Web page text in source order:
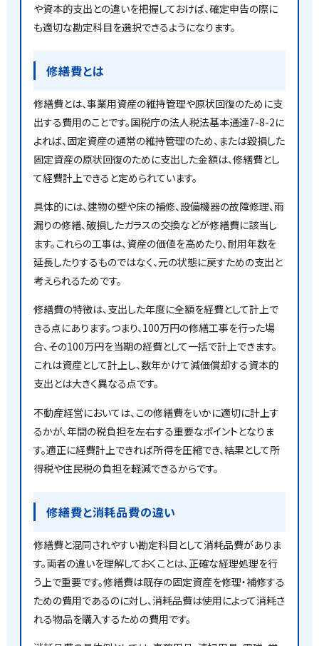
や資本的支出との違いを把握しておけば、確定申告の際に
も適切な勘定科目を選択できるようになります。
修繕費とは
修繕費とは、事業用資産の維持管理や原状回復のために支
出する費用のことです。国税庁の法人税法基本通達7-8-2に
よれば、固定資産の通常の維持管理のため、または毀損した
固定資産の原状回復のために支出した金額は、修繕費とし
て経費計上できると定められています。
具体的には、建物の壁や床の補修、設備機器の故障修理、雨
漏りの修繕、破損したガラスの交換などが修繕費に該当し
ます。これらの工事は、資産の価値を高めたり、耐用年数を
延長したりするものではなく、元の状態に戻すための支出と
考えられるためです。
修繕費の特徴は、支出した年度に全額を経費として計上で
きる点にあります。つまり、100万円の修繕工事を行った場
合、その100万円を当期の経費として一括で計上できます。
これは資産として計上し、数年かけて減価償却する資本的
支出とは大きく異なる点です。
不動産経営においては、この修繕費をいかに適切に計上す
るかが、年間の税負担を左右する重要なポイントとなりま
す。適正に経費計上できれば所得を圧縮でき、結果として所
得税や住民税の負担を軽減できるからです。
修繕費と消耗品費の違い
修繕費と混同されやすい勘定科目として消耗品費がありま
す。両者の違いを理解しておくことは、正確な経理処理を行
う上で重要です。修繕費は既存の固定資産を修理・補修する
ための費用であるのに対し、消耗品費は使用によって消耗さ
れる物品を購入するための費用です。